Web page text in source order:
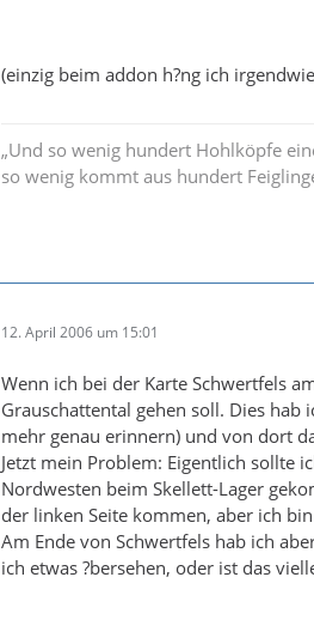
(einzig beim addon h?ng ich
„Und so wenig hundert Hohlköpfe
so wenig kommt aus hundert
12. April 2006 um 15:01
Wenn ich bei der Karte Schwertfels
Grauschattental gehen soll. Dies hab
mehr genau erinnern) und von dort
Jetzt mein Problem: Eigentlich sollte
Nordwesten beim Skellett-Lager
der linken Seite kommen, aber ich
Am Ende von Schwertfels hab ich
ich etwas ?bersehen, oder ist das